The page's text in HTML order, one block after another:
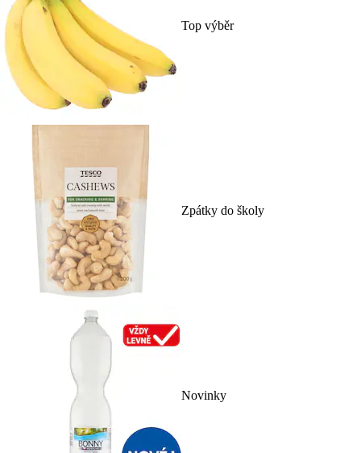
Top výběr
Zpátky do školy
Novinky